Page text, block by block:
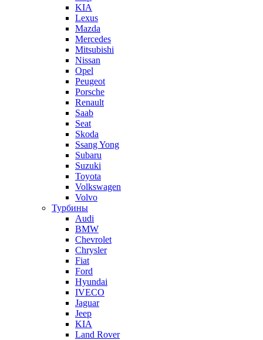
KIA
Lexus
Mazda
Mercedes
Mitsubishi
Nissan
Opel
Peugeot
Porsche
Renault
Saab
Seat
Skoda
Ssang Yong
Subaru
Suzuki
Toyota
Volkswagen
Volvo
Турбины
Audi
BMW
Chevrolet
Chrysler
Fiat
Ford
Hyundai
IVECO
Jaguar
Jeep
KIA
Land Rover